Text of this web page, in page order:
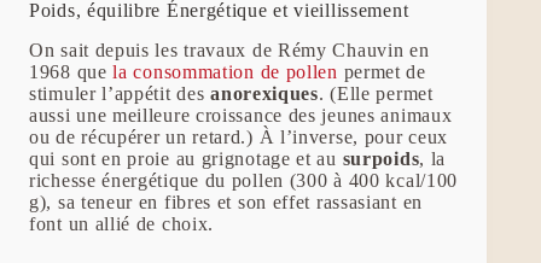
Poids, équilibre Énergétique et vieillissement
On sait depuis les travaux de Rémy Chauvin en
1968 quela consommation de pollen permet de
stimuler l’appétit desanorexiques. (Elle permet
aussi une meilleure croissance des jeunes animaux
ou de récupérer un retard.) À l’inverse, pour ceux
qui sont en proie au grignotage et au surpoids, la
richesse énergétique du pollen (300 à 400 kcal/100
g), sa teneur en fibres et son effet rassasiant en
font un allié de choix.